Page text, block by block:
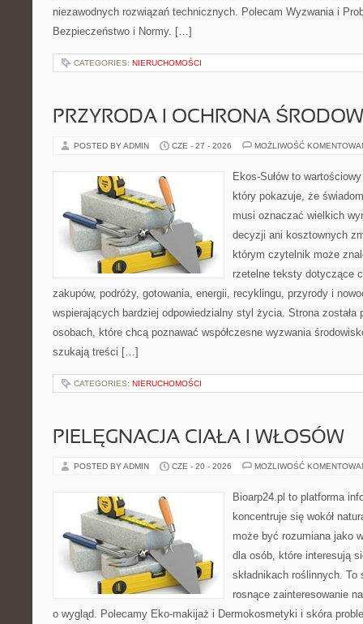
niezawodnych rozwiązań technicznych. Polecam Wyzwania i
Bezpieczeństwo i Normy. […]
CATEGORIES: NIERUCHOMOŚCI
PRZYRODA I OCHRONA
POSTED BY ADMIN CZE - 27 - 2026 MOŻLIWOŚĆ
Ekos-Sułów to
który pokazuje, że
musi oznaczać wielkich
decyzji ani kosztownych
którym czytelnik może
rzetelne teksty dotyczące
zakupów, podróży, gotowania, energii, recyklingu, przyrody i
wspierających bardziej odpowiedzialny styl życia. Strona została
osobach, które chcą poznawać współczesne wyzwania
szukają treści […]
CATEGORIES: NIERUCHOMOŚCI
PIELĘGNACJA CIAŁA I WŁOSÓW
POSTED BY ADMIN CZE - 20 - 2026 MOŻLIWOŚĆ
Bioarp24.pl to platforma
koncentruje się wokół
może być rozumiana jako
dla osób, które interesują
składnikach roślinnych.
rosnące zainteresowanie
o wygląd. Polecamy Eko-makijaż i Dermokosmetyki i skóra